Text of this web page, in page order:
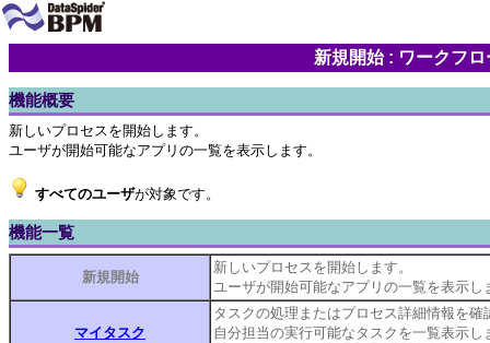
新規開始 : ワークフ
機能概要
新しいプロセスを開始します。
ユーザが開始可能なアプリの一覧を表示します。
すべてのユーザが対象です。
機能一覧
新規開始
新しいプロセスを開始します。
ユーザが開始可能なアプリの一覧を表示し
マイタスク
タスクの処理またはプロセス詳細情報を確
自分担当の実行可能なタスクを一覧表示し